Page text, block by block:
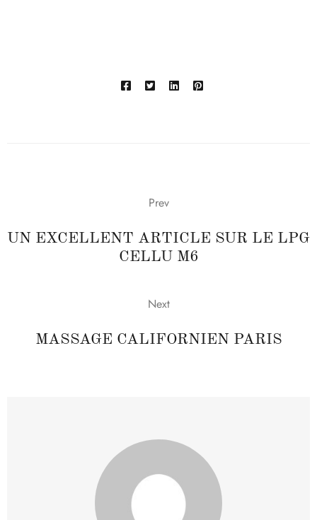
Prev
UN EXCELLENT ARTICLE SUR LE LPG
CELLU M6
Next
MASSAGE CALIFORNIEN PARIS